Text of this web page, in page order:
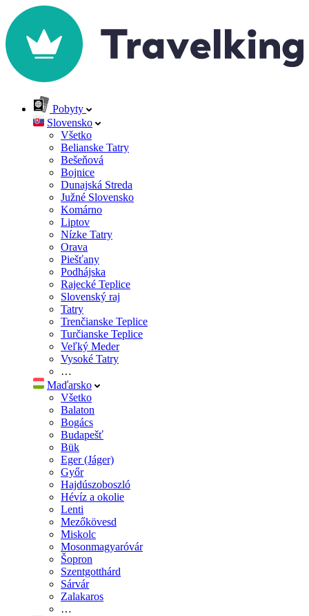
Pobyty
Slovensko
Všetko
Belianske Tatry
Bešeňová
Bojnice
Dunajská Streda
Južné Slovensko
Komárno
Liptov
Nízke Tatry
Orava
Piešťany
Podhájska
Rajecké Teplice
Slovenský raj
Tatry
Trenčianske Teplice
Turčianske Teplice
Veľký Meder
Vysoké Tatry
…
Maďarsko
Všetko
Balaton
Bogács
Budapešť
Bük
Eger (Jáger)
Győr
Hajdúszoboszló
Hévíz a okolie
Lenti
Mezőkövesd
Miskolc
Mosonmagyaróvár
Šopron
Szentgotthárd
Sárvár
Zalakaros
…